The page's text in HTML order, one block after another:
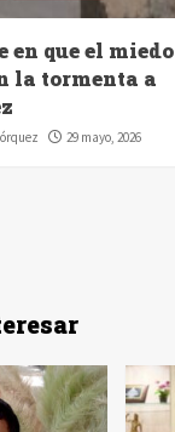
en que el miedo
la tormenta a
29 mayo, 2026